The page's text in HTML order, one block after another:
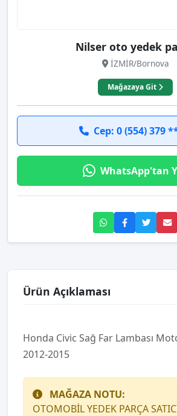
Nilser oto yedek
İZMİR/Bornova
Mağazaya Git
Cep: 0 (554) 379
WhatsApp'tan
Ürün Açıklaması
Honda Civic Sağ Far Lambası
2012-2015
MAĞAZA NOTU:
OTOMOBİL YEDEK PARÇA